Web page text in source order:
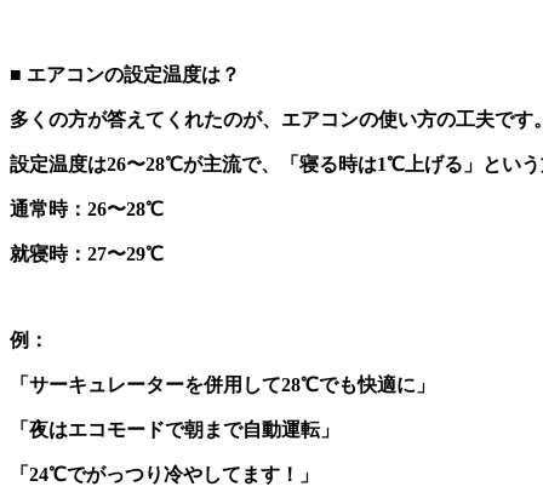
■ エアコンの設定温度は？
多くの方が答えてくれたのが、エアコンの使い方の工夫です。
設定温度は26〜28℃が主流で、「寝る時は1℃上げる」という
通常時：26〜28℃
就寝時：27〜29℃
例：
「サーキュレーターを併用して28℃でも快適に」
「夜はエコモードで朝まで自動運転」
「24℃でがっつり冷やしてます！」